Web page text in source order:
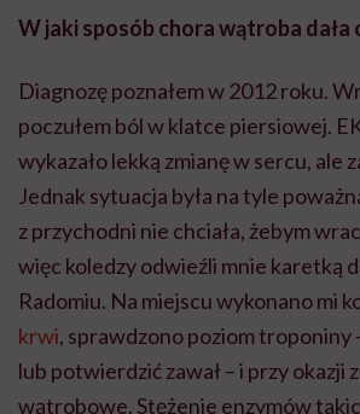
W jaki sposób chora wątroba dała
Diagnozę poznałem w 2012 roku.
poczułem ból w klatce piersiowej.
wykazało lekką zmianę w sercu, ale
Jednak sytuacja była na tyle
z przychodni nie chciała, żebym
więc koledzy odwieźli mnie karetką
Radomiu. Na miejscu wykonano mi
krwi, sprawdzono poziom troponiny
lub potwierdzić zawał – i przy okazji
wątrobowe. Stężenie enzymów